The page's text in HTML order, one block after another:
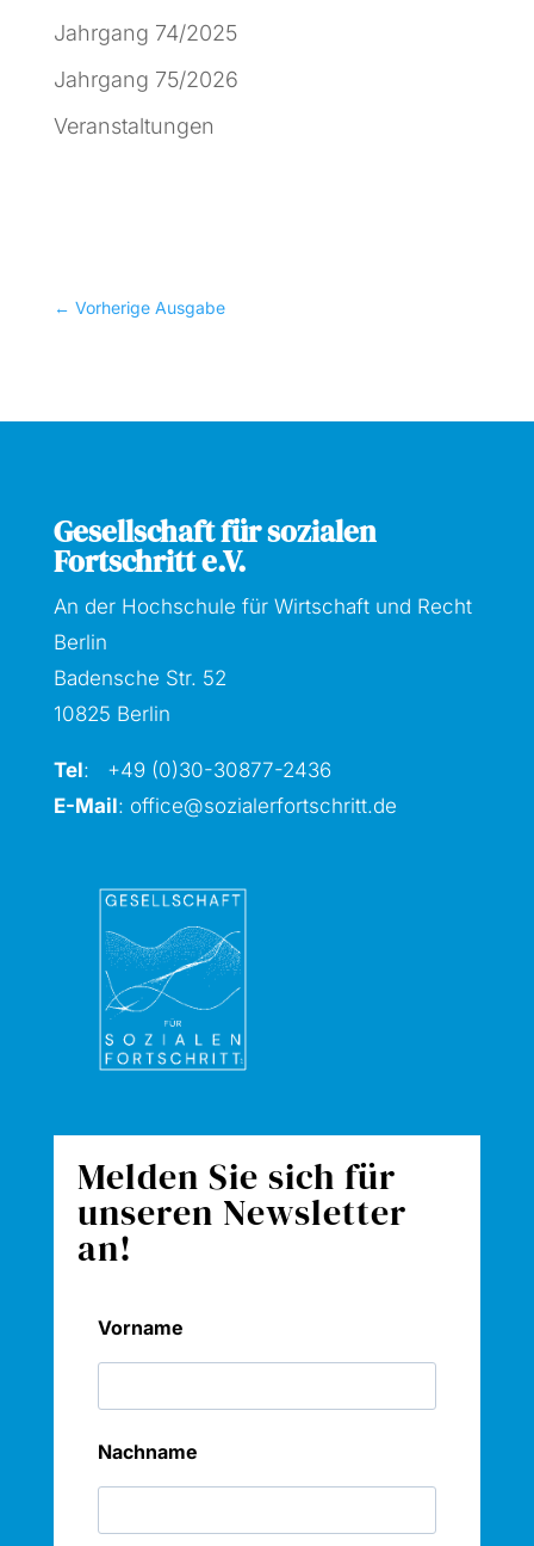
Jahrgang 74/2025
Jahrgang 75/2026
Veranstaltungen
← Vorherige Ausgabe
Gesellschaft für sozialen
Fortschritt e.V.
An der Hochschule für Wirtschaft und Recht
Berlin
Badensche Str. 52
10825 Berlin
Tel: +49 (0)30-30877-2436
E-Mail: office@sozialerfortschritt.de
Melden Sie sich für
unseren Newsletter
an!
Vorname
Nachname